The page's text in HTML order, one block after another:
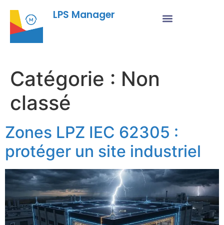
LPS Manager
Catégorie : Non
classé
Zones LPZ IEC 62305 :
protéger un site industriel